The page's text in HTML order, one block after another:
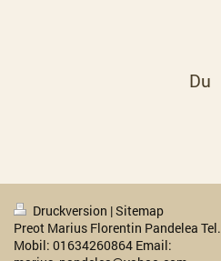
Du
Druckversion |Sitemap
Preot Marius Florentin Pandelea Tel.
Mobil: 01634260864 Email: